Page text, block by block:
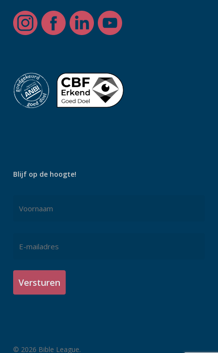
Blijf op de hoogte!
mailadres
© 2026 Bible League.